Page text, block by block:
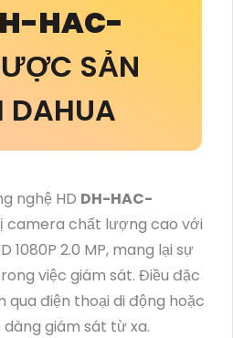
HAC-
SẢN
DAHUA
nghệ HD DH-HAC-
camera chất lượng cao với
1080P 2.0 MP, mang lại sự
việc giám sát. Điều đặc
qua điện thoại di động hoặc
giám sát từ xa.